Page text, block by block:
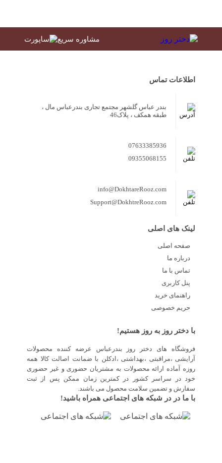
مشاوره سریع
اطلاعات تماس
بندر عباس گلشهر مجتمع تجاری بندرعباس مال ،
طبقه همکف ، پلاک46
07633385936
09355068155
info@DokhtareRooz.com
Support@DokhtreRooz.com
لینک های اصلی
صفحه اصلی
درباره ما
تماس با ما
پنل کاربری
راهنمای خرید
حریم خصوصی
با دختر روز به روز هستیم!
فروشگاه های دختر روز بندرعباس عرضه کننده محصولات
آرایشی ،مراقبتی ،بهداشتی ،ادکلن با ضمانت اصالت کالا همه
روزه آماده ارائه محصولات به مشتریان حضوری و غیر حضوری
خود در سراسر کشور در کمترین زمان ممکن پس از ثبت
سفارش و تضمین سلامت محصول می باشند.
با ما در در شبکه های اجتماعی همراه باشید!